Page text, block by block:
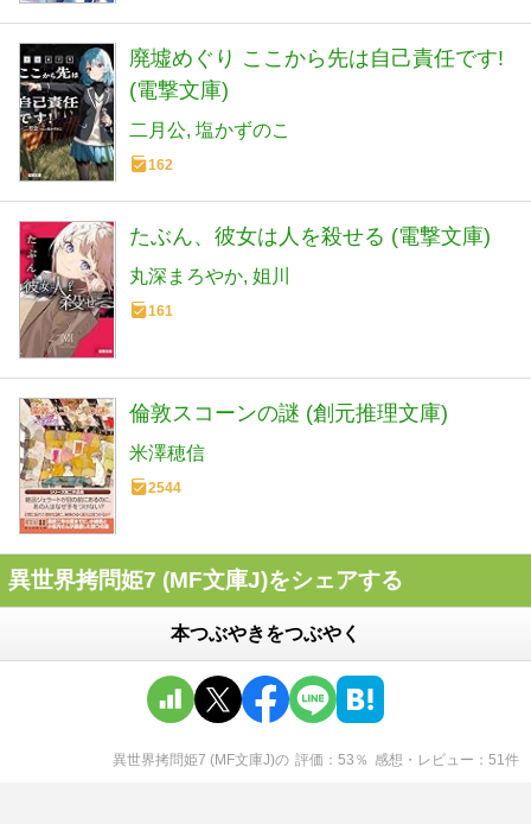
廃墟めぐり ここから先は自己責任です!
(電撃文庫)
二月公 塩かずのこ
162
たぶん、彼女は人を殺せる (電撃文庫)
丸深まろやか 姐川
161
倫敦スコーンの謎 (創元推理文庫)
米澤穂信
2544
異世界拷問姫7 (MF文庫J)をシェアする
本つぶやきをつぶやく
異世界拷問姫7 (MF文庫J)の 評価 53 ％ 感想・レビュー 51件